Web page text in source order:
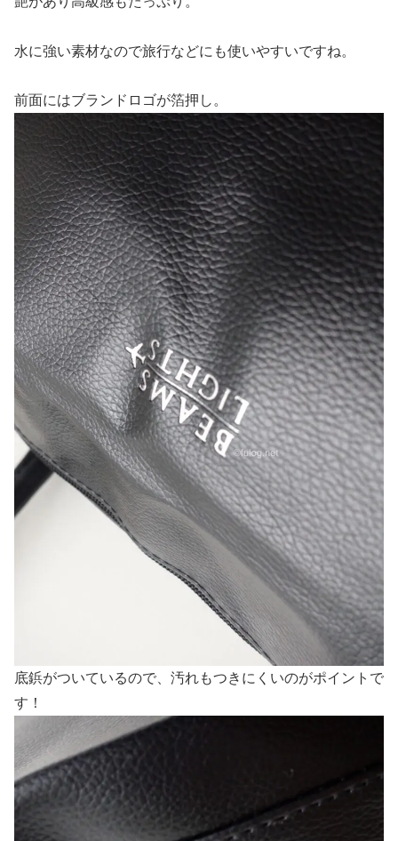
水に強い素材なので旅行などにも使いやすいですね。
前面にはブランドロゴが箔押し。
底鋲がついているので、汚れもつきにくいのがポイントで
す！